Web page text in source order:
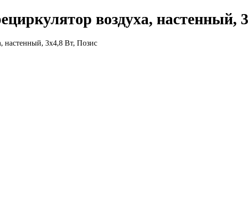
воздуха, настенный,